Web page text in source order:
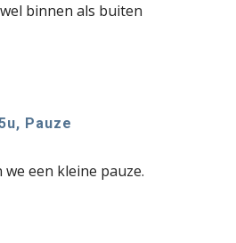
binnen als buiten
u, Pauze
een kleine pauze.